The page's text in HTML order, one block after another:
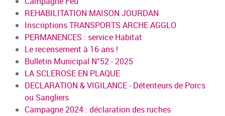
REHABILITATION MAISON JOURDAN
Inscriptions TRANSPORTS ARCHE AGGLO
PERMANENCES : service Habitat
Le recensement à 16 ans !
Bulletin Municipal N°52 - 2025
LA SCLEROSE EN PLAQUE
DECLARATION & VIGILANCE - Détenteurs de Porcs
ou Sangliers
Campagne 2024 : déclaration des ruches